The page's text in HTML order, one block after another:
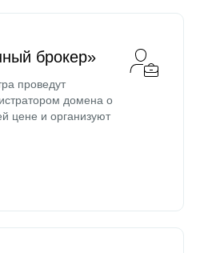
брокер»
проведут
домена о
цене и организуют